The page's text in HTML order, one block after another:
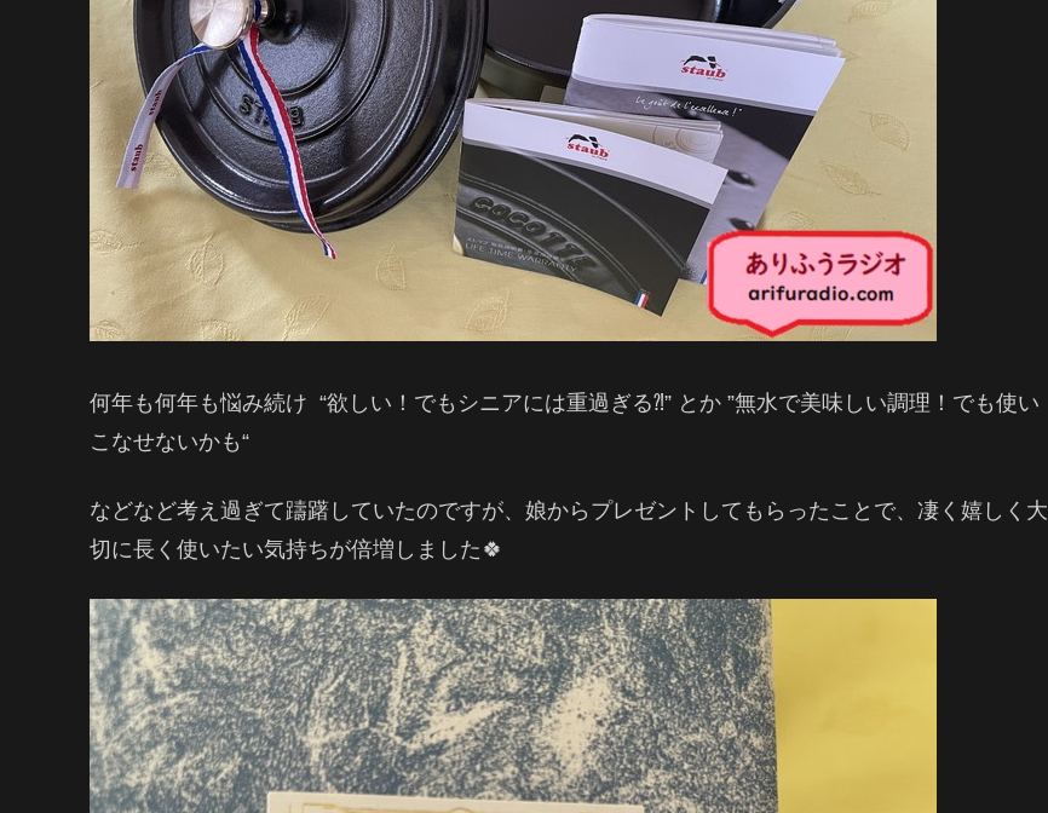
何年も何年も悩み続け “欲しい！でもシニアには重過ぎる⁈” とか ”無水で美味しい調理！でも使い
こなせないかも“
などなど考え過ぎて躊躇していたのですが、娘からプレゼントしてもらったことで、凄く嬉しく大
切に長く使いたい気持ちが倍増しました🍀